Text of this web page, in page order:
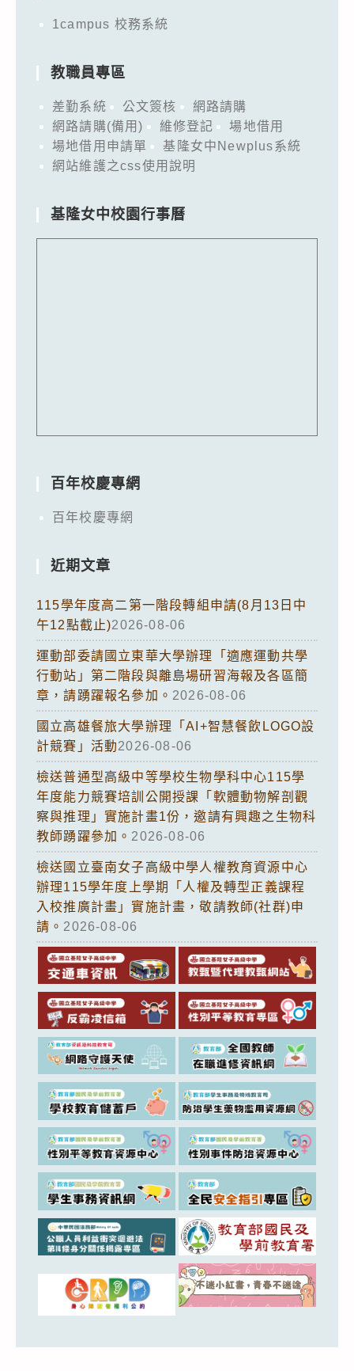
1campus 校務系統
教職員專區
差勤系統 公文簽核
網路請購
網路請購(備用)
維修登記
場地借用
場地借用申請單
基隆女中Newplus系統
網站維護之css使用說明
基隆女中校園行事曆
百年校慶專網
百年校慶專網
近期文章
115學年度高二第一階段轉組申請(8月13日中
午12點截止)2026-08-06
運動部委請國立東華大學辦理「適應運動共學
行動站」第二階段與離島場研習海報及各區簡
章，請踴躍報名參加。 2026-08-06
國立高雄餐旅大學辦理「AI+智慧餐飲LOGO設
計競賽」活動2026-08-06
檢送普通型高級中等學校生物學科中心115學
年度能力競賽培訓公開授課「軟體動物解剖觀
察與推理」實施計畫1份，邀請有興趣之生物科
教師踴躍參加。 2026-08-06
檢送國立臺南女子高級中學人權教育資源中心
辦理115學年度上學期「人權及轉型正義課程
入校推廣計畫」實施計畫，敬請教師(社群)申
請。 2026-08-06